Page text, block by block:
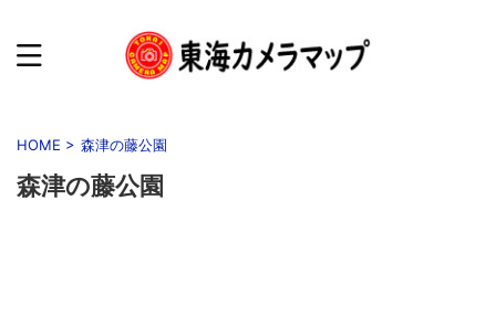
HOME > 森津の藤公園
森津の藤公園